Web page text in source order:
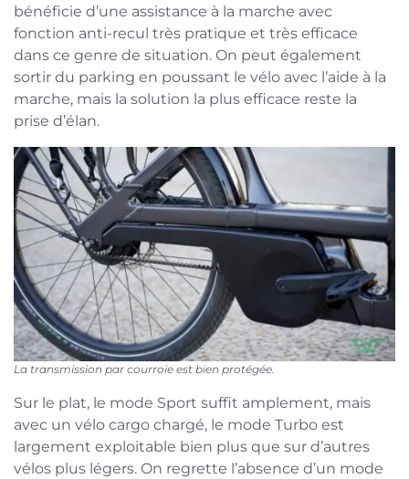
bénéficie d’une assistance à la marche avec
fonction anti-recul très pratique et très efficace
dans ce genre de situation. On peut également
sortir du parking en poussant le vélo avec l’aide à la
marche, mais la solution la plus efficace reste la
prise d’élan.
La transmission par courroie est bien protégée.
Sur le plat, le mode Sport suffit amplement, mais
avec un vélo cargo chargé, le mode Turbo est
largement exploitable bien plus que sur d’autres
vélos plus légers. On regrette l’absence d’un mode